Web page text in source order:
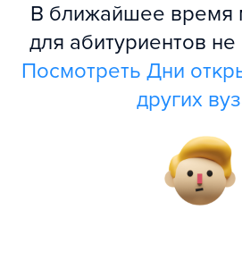
В ближайшее время
для абитуриентов не
Посмотреть Дни
других